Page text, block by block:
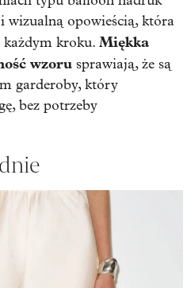
wizualną opowieścią, która
każdym kroku. Miękka
wzoru sprawiają, że są
garderoby, który
bez potrzeby